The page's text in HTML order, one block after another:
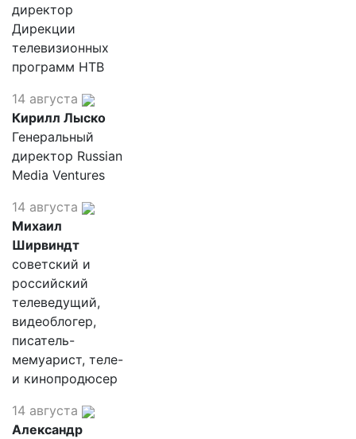
директор
Дирекции
телевизионных
программ НТВ
14 августа
Кирилл Лыско
Генеральный
директор Russian
Media Ventures
14 августа
Михаил
Ширвиндт
советский и
российский
телеведущий,
видеоблогер,
писатель-
мемуарист, теле-
и кинопродюсер
14 августа
Александр